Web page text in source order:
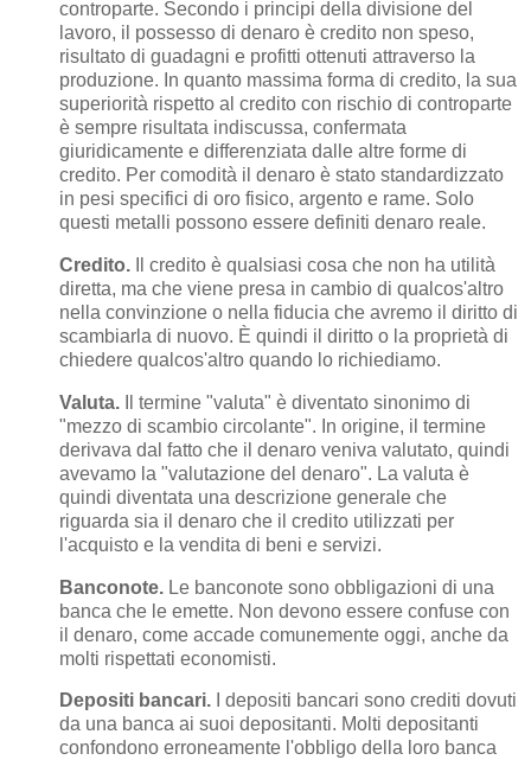
controparte. Secondo i principi della divisione del
lavoro, il possesso di denaro è credito non speso,
risultato di guadagni e profitti ottenuti attraverso la
produzione. In quanto massima forma di credito, la sua
superiorità rispetto al credito con rischio di controparte
è sempre risultata indiscussa, confermata
giuridicamente e differenziata dalle altre forme di
credito. Per comodità il denaro è stato standardizzato
in pesi specifici di oro fisico, argento e rame. Solo
questi metalli possono essere definiti denaro reale.
Credito. Il credito è qualsiasi cosa che non ha utilità
diretta, ma che viene presa in cambio di qualcos'altro
nella convinzione o nella fiducia che avremo il diritto di
scambiarla di nuovo. È quindi il diritto o la proprietà di
chiedere qualcos'altro quando lo richiediamo.
Valuta. Il termine "valuta" è diventato sinonimo di
"mezzo di scambio circolante". In origine, il termine
derivava dal fatto che il denaro veniva valutato, quindi
avevamo la "valutazione del denaro". La valuta è
quindi diventata una descrizione generale che
riguarda sia il denaro che il credito utilizzati per
l'acquisto e la vendita di beni e servizi.
Banconote. Le banconote sono obbligazioni di una
banca che le emette. Non devono essere confuse con
il denaro, come accade comunemente oggi, anche da
molti rispettati economisti.
Depositi bancari. I depositi bancari sono crediti dovuti
da una banca ai suoi depositanti. Molti depositanti
confondono erroneamente l'obbligo della loro banca